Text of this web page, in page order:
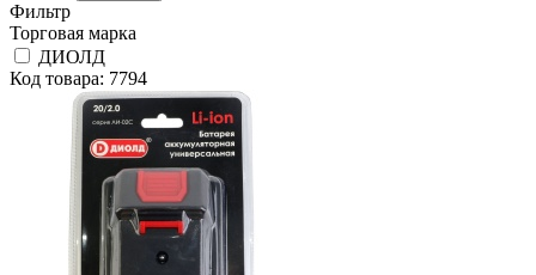
Фильтр
Торговая марка
ДИОЛД
Код товара: 7794